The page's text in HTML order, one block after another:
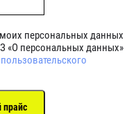
персональных данных
«О персональных данных»
пользовательского